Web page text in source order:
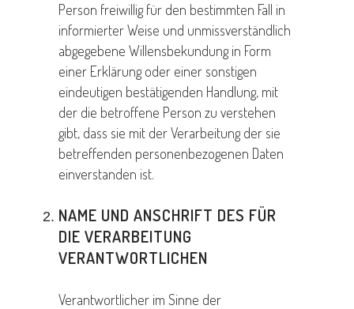
Person freiwillig für den bestimmten Fall in
informierter Weise und unmissverständlich
abgegebene Willensbekundung in Form
einer Erklärung oder einer sonstigen
eindeutigen bestätigenden Handlung, mit
der die betroffene Person zu verstehen
gibt, dass sie mit der Verarbeitung der sie
betreffenden personenbezogenen Daten
einverstanden ist.
NAME UND ANSCHRIFT DES FÜR
DIE VERARBEITUNG
VERANTWORTLICHEN
Verantwortlicher im Sinne der